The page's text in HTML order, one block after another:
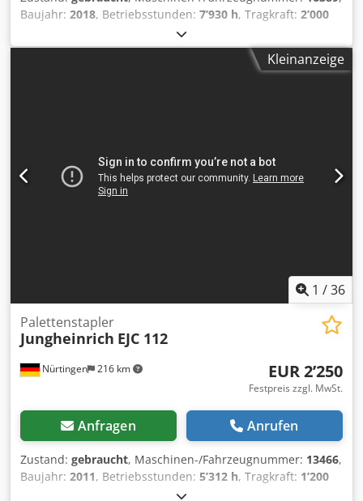
Baujahr: 2018, Betriebsstunden: 7’930 h, Tragkraft: 2’000
, Lastschwerpunkt:
Kraftstofftyp:elektrisch, Masttyp:Sonstige,
1’600 mm, 4968166
Kleinanzeige
1 /36
Nürtingen 216 km
Palettenstapler
Jungheinrich EJC 112
EUR 2’250
Festpreis zzgl. MwSt.
Anfragen Anrufen
Zustand: gebraucht, Maschinen-/Fahrzeugnummer: 13466,
Baujahr: 2011, Betriebsstunden: 5’312 h, Tragkraft: 1’200
, Freihub: